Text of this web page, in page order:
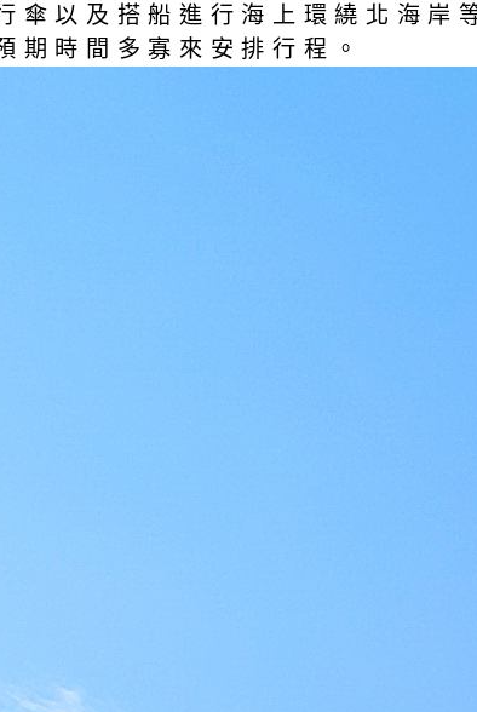
傘以及搭船進行海上環繞北海岸
期時間多寡來安排行程。